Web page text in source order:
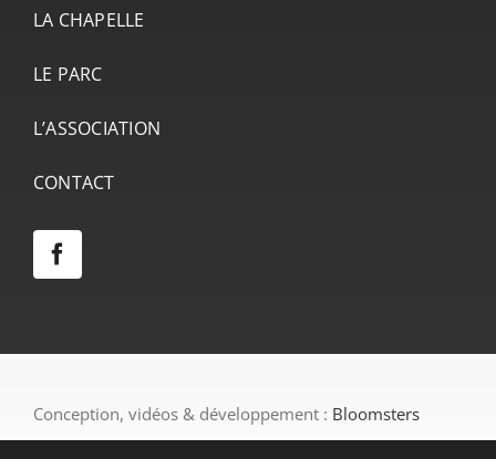
LA CHAPELLE
LE PARC
L’ASSOCIATION
CONTACT
Conception, vidéos & développement : Bloomsters